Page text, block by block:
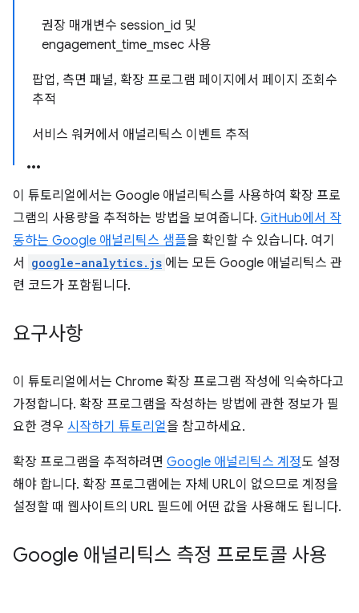
권장 매개변수 session_id 및
engagement_time_msec 사용
팝업, 측면 패널, 확장 프로그램 페이지에서 페이지 조회수
추적
서비스 워커에서 애널리틱스 이벤트 추적
이 튜토리얼에서는 Google 애널리틱스를 사용하여 확장 프로
그램의 사용량을 추적하는 방법을 보여줍니다. GitHub에서 작
동하는 Google 애널리틱스 샘플을 확인할 수 있습니다. 여기
서
google-analytics.js 에는 모든 Google 애널리틱스 관
련 코드가 포함됩니다.
요구사항
이 튜토리얼에서는 Chrome 확장 프로그램 작성에 익숙하다고
가정합니다. 확장 프로그램을 작성하는 방법에 관한 정보가 필
요한 경우 시작하기 튜토리얼을 참고하세요.
확장 프로그램을 추적하려면 Google 애널리틱스 계정도 설정
해야 합니다. 확장 프로그램에는 자체 URL이 없으므로 계정을
설정할 때 웹사이트의 URL 필드에 어떤 값을 사용해도 됩니다.
Google 애널리틱스 측정 프로토콜 사용